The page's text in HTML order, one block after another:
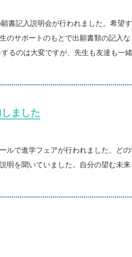
書記入説明会が行われました。希望
のサポートのもとで出願書類の記入
るのは大変ですが、先生も友達も一
ました
ルで進学フェアが行われました。ど
明を聞いていました。自分の望む未